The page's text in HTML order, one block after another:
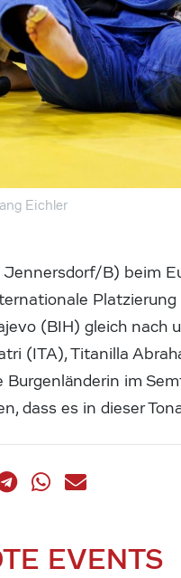
Eichler
B) beim
Platzierung
(BIH) gleich nach
(ITA), Titanilla
im
dass es in dieser
EVENTS